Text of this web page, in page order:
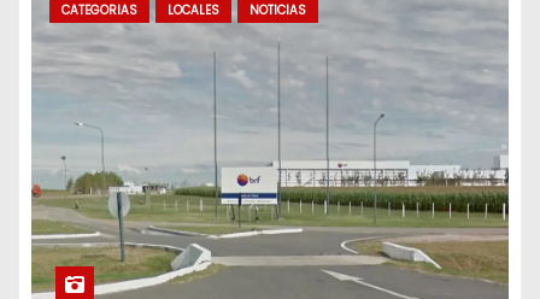
CATEGORIAS LOCALES NOTICIAS